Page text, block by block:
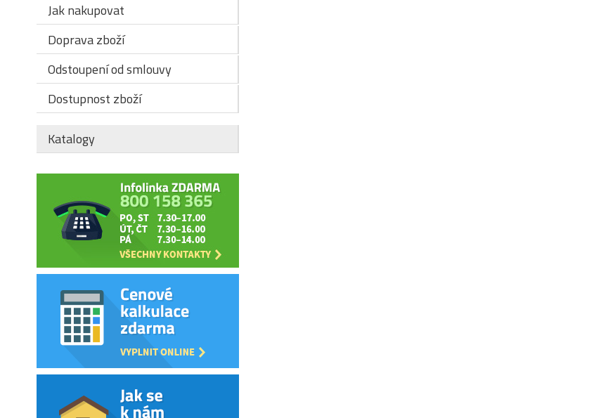
Jak nakupovat
Doprava zboží
Odstoupení od smlouvy
Dostupnost zboží
Katalogy